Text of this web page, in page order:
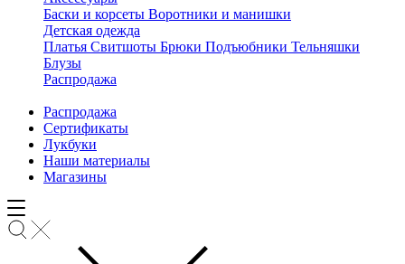
Баски и корсеты Воротники и манишки
Детская одежда
Платья Свитшоты Брюки Подъюбники Тельняшки
Блузы
Распродажа
Распродажа
Сертификаты
Лукбуки
Наши материалы
Магазины